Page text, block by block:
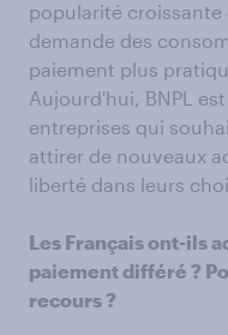
popularité croissante
demande des
paiement plus
Aujourd'hui, BNPL
entreprises qui
attirer de nouveaux
liberté dans leurs
Les Français ont-ils
paiement différé ?
recours ?